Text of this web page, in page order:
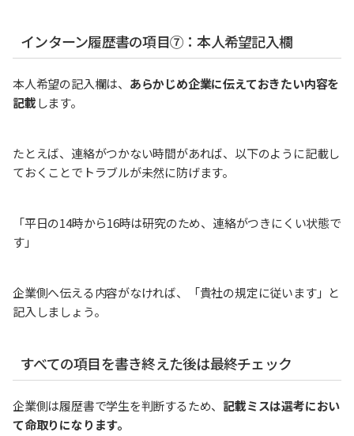
インターン履歴書の項目⑦：本人希望記入欄
本人希望の記入欄は、 あらかじめ企業に伝えておきたい内容を
記載します。
たとえば、連絡がつかない時間があれば、以下のように記載し
ておくことでトラブルが未然に防げます。
「平日の14時から16時は研究のため、連絡がつきにくい状態で
す」
企業側へ伝える内容がなければ、「貴社の規定に従います」と
記入しましょう。
すべての項目を書き終えた後は最終チェック
企業側は履歴書で学生を判断するため、記載ミスは選考におい
て命取りになります。